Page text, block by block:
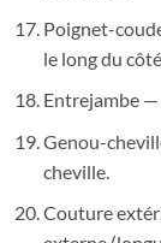
Poignet-
le long du
Entrejambe
Genou-
cheville.
Couture